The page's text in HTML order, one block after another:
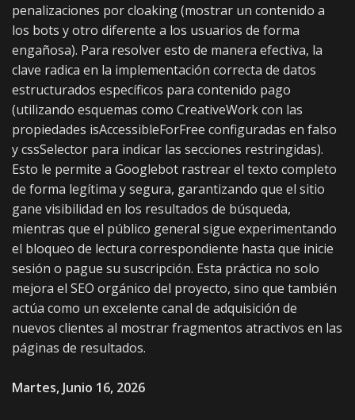
penalizaciones por cloaking (mostrar un contenido a
los bots y otro diferente a los usuarios de forma
engañosa). Para resolver esto de manera efectiva, la
clave radica en la implementación correcta de datos
estructurados específicos para contenido pago
(utilizando esquemas como CreativeWork con las
propiedades isAccessibleForFree configuradas en falso
y cssSelector para indicar las secciones restringidas).
Esto le permite a Googlebot rastrear el texto completo
de forma legítima y segura, garantizando que el sitio
gane visibilidad en los resultados de búsqueda,
mientras que el público general sigue experimentando
el bloqueo de lectura correspondiente hasta que inicie
sesión o pague su suscripción. Esta práctica no solo
mejora el SEO orgánico del proyecto, sino que también
actúa como un excelente canal de adquisición de
nuevos clientes al mostrar fragmentos atractivos en las
páginas de resultados.
Martes, Junio 16, 2026